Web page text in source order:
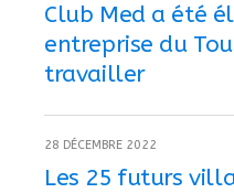
Club Med a été
entreprise du
travailler
28 DÉCEMBRE 2022
Les 25 futurs